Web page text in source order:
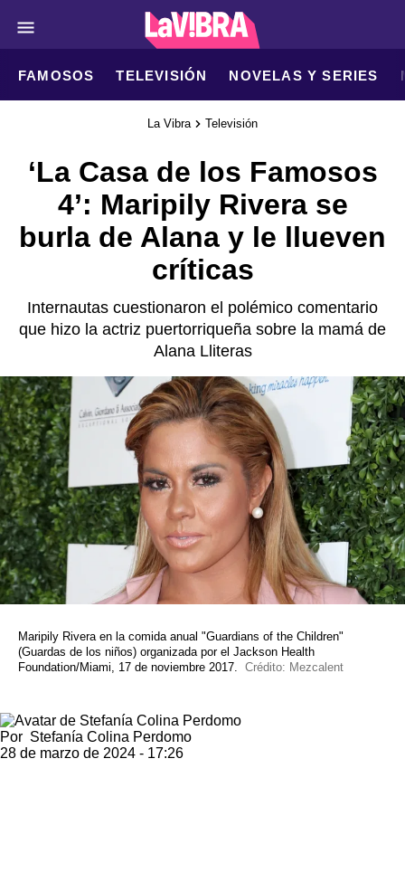
FAMOSOS TELEVISIÓN NOVELAS Y SERIES
La Vibra Televisión
‘La Casa de los Famosos
4’: Maripily Rivera se
burla de Alana y le llueven
críticas
Internautas cuestionaron el polémico comentario
que hizo la actriz puertorriqueña sobre la mamá de
Alana Lliteras
Maripily Rivera en la comida anual "Guardians of the Children"
(Guardas de los niños) organizada por el Jackson Health
Foundation/Miami, 17 de noviembre 2017. Crédito: Mezcalent
Por Stefanía Colina Perdomo
28 de marzo de 2024 - 17:26